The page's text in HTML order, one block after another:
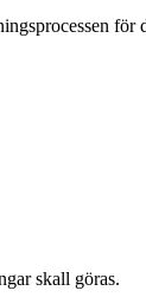
för
skall göras.